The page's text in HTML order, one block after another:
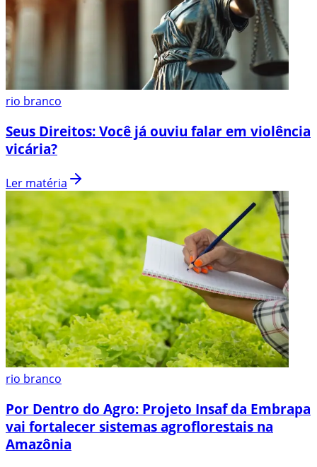
rio branco
Seus Direitos: Você já ouviu falar em violência
vicária?
Ler matéria
rio branco
Por Dentro do Agro: Projeto Insaf da Embrapa
vai fortalecer sistemas agroflorestais na
Amazônia